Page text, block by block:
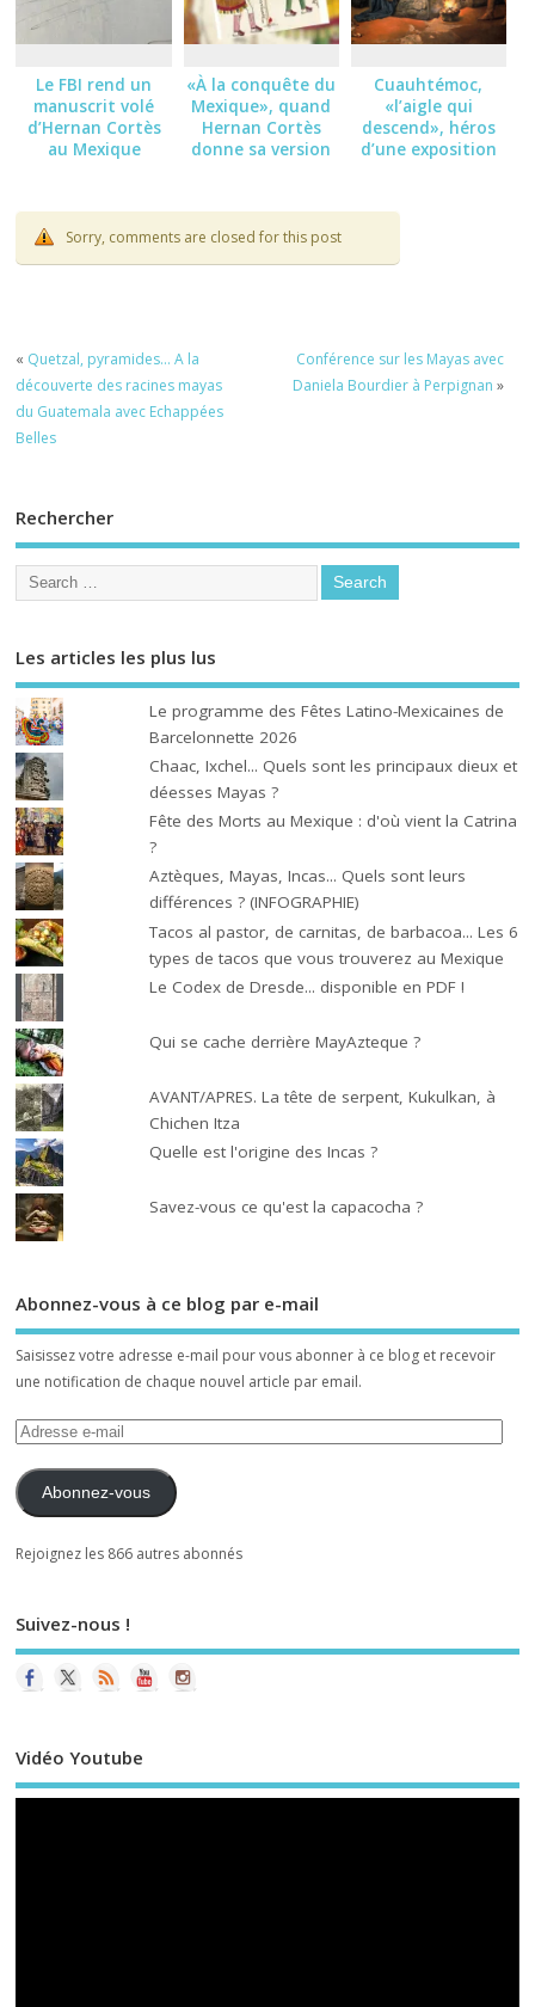
Le FBI rend un
manuscrit volé
d’Hernan Cortès
au Mexique
«À la conquête du
Mexique», quand
Hernan Cortès
donne sa version
Cuauhtémoc,
«l’aigle qui
descend», héros
d’une exposition
Sorry, comments are closed for this post
« Quetzal, pyramides… A la
découverte des racines mayas
du Guatemala avec Echappées
Belles
Conférence sur les Mayas avec
Daniela Bourdier à Perpignan »
Rechercher
Les articles les plus lus
Le programme des Fêtes Latino-Mexicaines de
Barcelonnette 2026
Chaac, Ixchel... Quels sont les principaux dieux et
déesses Mayas ?
Fête des Morts au Mexique : d'où vient la Catrina
?
Aztèques, Mayas, Incas... Quels sont leurs
différences ? (INFOGRAPHIE)
Tacos al pastor, de carnitas, de barbacoa... Les 6
types de tacos que vous trouverez au Mexique
Le Codex de Dresde... disponible en PDF !
Qui se cache derrière MayAzteque ?
AVANT/APRES. La tête de serpent, Kukulkan, à
Chichen Itza
Quelle est l'origine des Incas ?
Savez-vous ce qu'est la capacocha ?
Abonnez-vous à ce blog par e-mail
Saisissez votre adresse e-mail pour vous abonner à ce blog et recevoir
une notification de chaque nouvel article par email.
Abonnez-vous
Rejoignez les 866 autres abonnés
Suivez-nous !
Vidéo Youtube